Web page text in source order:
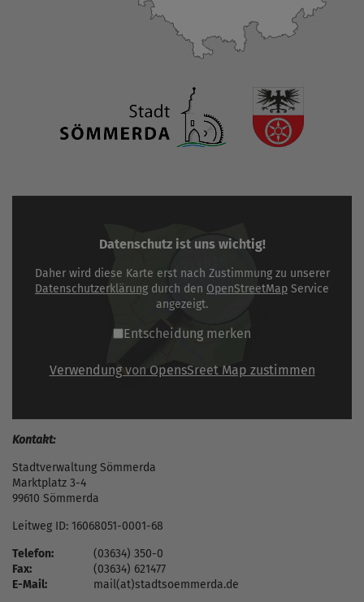
Datenschutz ist uns wichtig!
Daher wird diese Karte erst nach Zustimmung zu unserer
Datenschutzerklärung durch den OpenStreetMap Service
angezeigt.
Entscheidung merken
Verwendung von OpensSreet Map zustimmen
Kontakt:
Stadtverwaltung Sömmerda
Marktplatz 3-4
99610 Sömmerda
Leitweg ID: 16068051-0001-68
Telefon:
(03634) 350-0
Fax:
(03634) 621477
E-Mail:
mail(at)stadtsoemmerda.de